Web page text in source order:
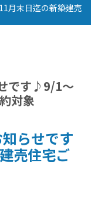
月末日迄の新築建売
です♪9/1～
対象
らせです
売住宅ご